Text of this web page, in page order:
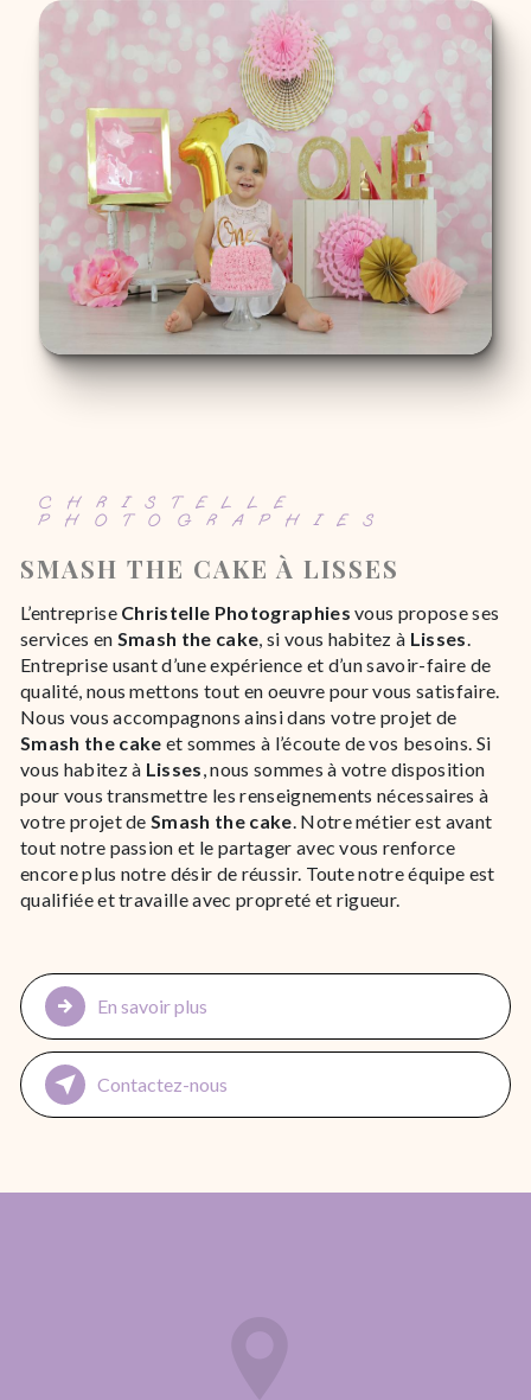
CHRISTELLE
PHOTOGRAPHIES
SMASH THE CAKE À LISSES
L’entreprise Christelle Photographies vous propose ses
services en Smash the cake, si vous habitez à Lisses.
Entreprise usant d’une expérience et d’un savoir-faire de
qualité, nous mettons tout en oeuvre pour vous satisfaire.
Nous vous accompagnons ainsi dans votre projet de
Smash the cake et sommes à l’écoute de vos besoins. Si
vous habitez à Lisses, nous sommes à votre disposition
pour vous transmettre les renseignements nécessaires à
votre projet deSmash the cake. Notre métier est avant
tout notre passion et le partager avec vous renforce
encore plus notre désir de réussir. Toute notre équipe est
qualifiée et travaille avec propreté et rigueur.
En savoir plus
Contactez-nous